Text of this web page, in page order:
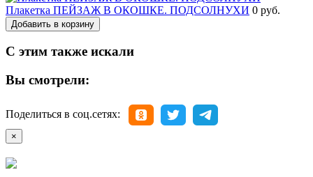
Плакетка ПЕЙЗАЖ В ОКОШКЕ. ПОДСОЛНУХИ 0 руб.
Добавить в корзину
С этим также искали
Вы смотрели:
Поделиться в соц.сетях:
×